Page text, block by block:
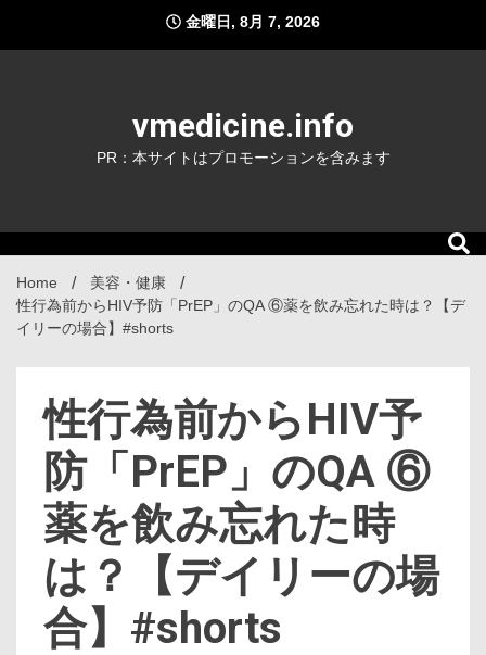
content
金曜日, 8月 7, 2026
vmedicine.info
PR：本サイトはプロモーションを含みます
Home
美容・健康
性行為前からHIV予防「PrEP」のQA ⑥薬を飲み忘れた時は？【デ
イリーの場合】#shorts
性行為前からHIV予
防「PrEP」のQA ⑥
薬を飲み忘れた時
は？【デイリーの場
合】#shorts